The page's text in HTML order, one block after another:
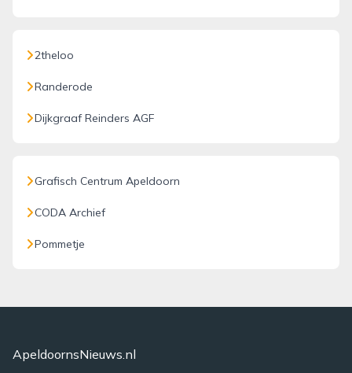
2theloo
Randerode
Dijkgraaf Reinders AGF
Grafisch Centrum Apeldoorn
CODA Archief
Pommetje
ApeldoornsNieuws.nl